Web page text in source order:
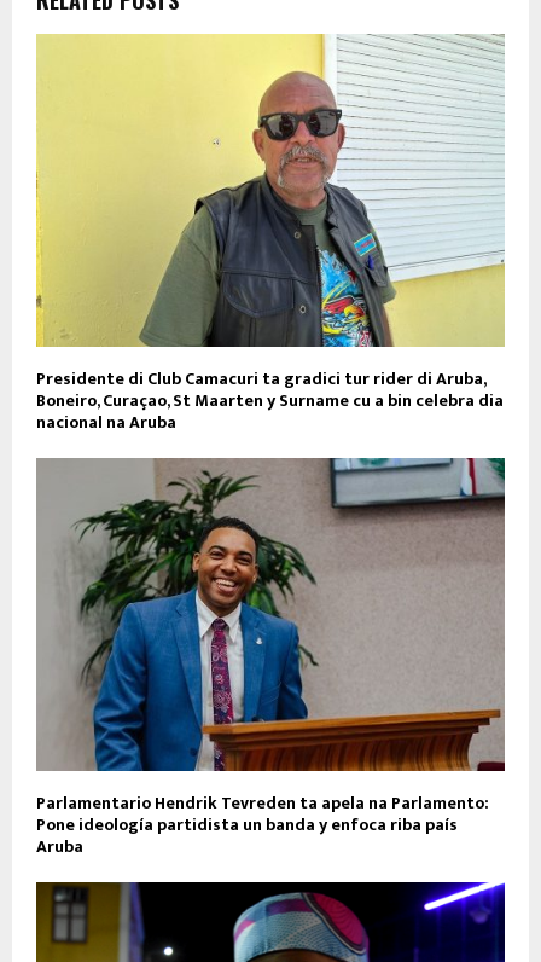
Presidente di Club Camacuri ta gradici tur rider di Aruba,
Boneiro, Curaçao, St Maarten y Surname cu a bin celebra dia
nacional na Aruba
Parlamentario Hendrik Tevreden ta apela na Parlamento:
Pone ideología partidista un banda y enfoca riba país
Aruba